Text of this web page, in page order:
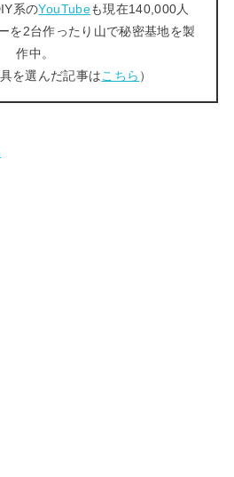
系のYouTubeも現在140,000人
を2台作ったり山で秘密基地を製
作中。
を選んだ記事はこちら ）